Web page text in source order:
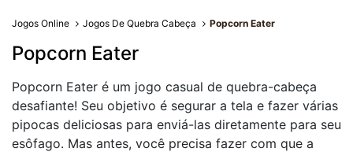
Jogos Online Jogos De Quebra Cabeça Popcorn Eater
Popcorn Eater
Popcorn Eater é um jogo casual de quebra-cabeça
desafiante! Seu objetivo é segurar a tela e fazer várias
pipocas deliciosas para enviá-las diretamente para seu
esôfago. Mas antes, você precisa fazer com que a